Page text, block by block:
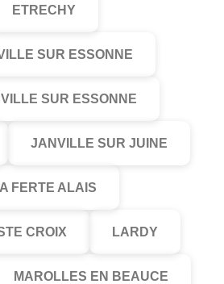
ETRECHY
SUR ESSONNE
SUR ESSONNE
JANVILLE SUR JUINE
FERTE ALAIS
CROIX LARDY
MAROLLES EN BEAUCE